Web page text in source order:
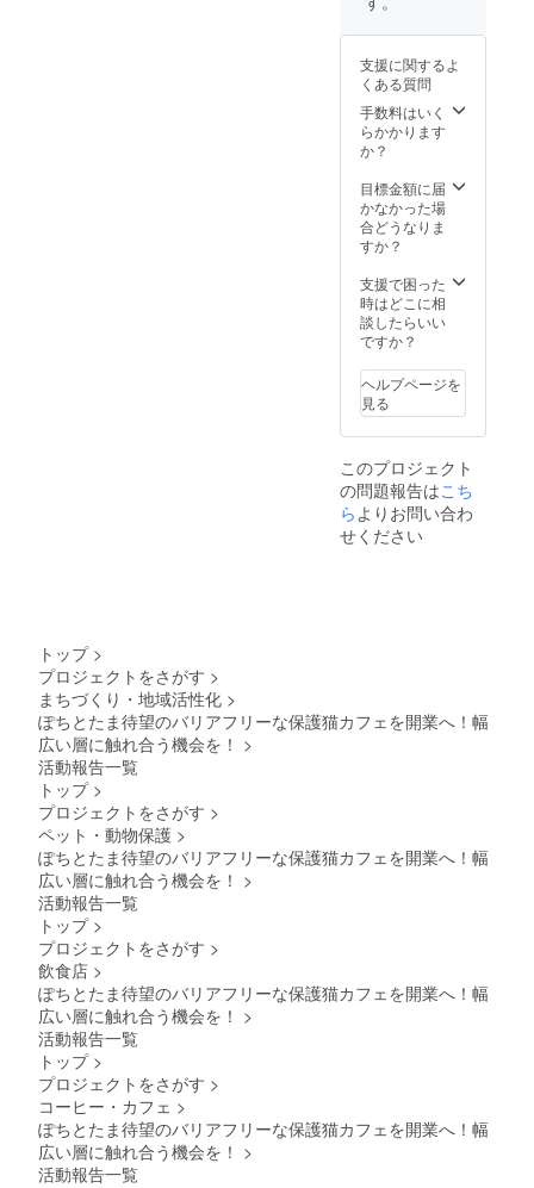
常営業
日をご
確認の
上、事
前にご
予約し
くださ
いま
せ。 ※
効期限
は、
オープ
ン日(9
予定)～
2024年
10月31
日迄。
閉店し
た場合
でも、
返金は
ては、
基本的
に本名
以外も
受け付
けてお
記の内
容に関
わるも
ない
為、ご
注意く
ださい
※掲載
NG注意
点※ ・
公序良
するお
それの
あるも
の ・政
治性ま
は主張
第三者
をひぼ
俗営業
および
もの ・
第三者
業様ロ
載した
エプロ
ンを着
用する
予定で
オープ
ンのタ
イミン
グが遅
能性を
考慮
し、リ
ターン
念のた
めに11
月と設
定させ
ており
ます、
ます。
NG注意
点※ ・
公序良
俗に反
するお
あるも
の ・政
治性ま
たは宗
あるも
の ・社
会問題
につい
義また
は主張
・誇大
または
おそれ
のある
もの ・
第三者
をひぼ
業に類
似した
権、財
産権、
のある
もの ・
他掲載
する広
支援に関するよ
くある質問
手数料はいく
らかかります
か？
目標金額に届
かなかった場
合どうなりま
すか？
支援で困った
時はどこに相
談したらいい
ですか？
ヘルプページを
見る
このプロジェクト
の問題報告はこち
らよりお問い合わ
せください
トップ >
プロジェクトをさがす >
まちづくり・地域活性化 >
ぽちとたま待望のバリアフリーな保護猫カフェを開業へ！幅
広い層に触れ合う機会を！ >
活動報告一覧
トップ >
プロジェクトをさがす >
ペット・動物保護 >
ぽちとたま待望のバリアフリーな保護猫カフェを開業へ！幅
広い層に触れ合う機会を！ >
活動報告一覧
トップ >
プロジェクトをさがす >
飲食店 >
ぽちとたま待望のバリアフリーな保護猫カフェを開業へ！幅
広い層に触れ合う機会を！ >
活動報告一覧
トップ >
プロジェクトをさがす >
コーヒー・カフェ >
ぽちとたま待望のバリアフリーな保護猫カフェを開業へ！幅
広い層に触れ合う機会を！ >
活動報告一覧